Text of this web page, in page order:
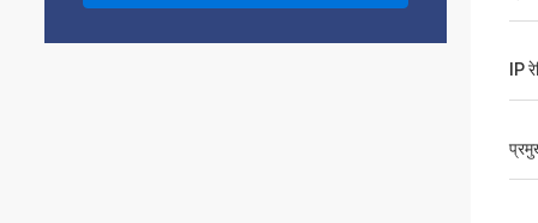
IP